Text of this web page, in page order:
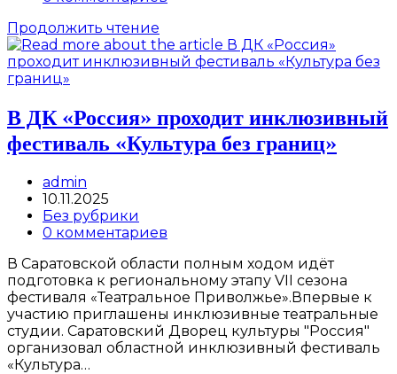
Продолжить чтение
мозаика
в
В ДК «Россия» проходит инклюзивный
фестиваль «Культура без границ»
Post
author:
admin
Запись
опубликована:
10.11.2025
Post
category:
Без рубрики
Post
0 комментариев
В Саратовской области полным ходом идёт
подготовка к региональному этапу VII сезона
фестиваля «Театральное Приволжье».Впервые к
участию приглашены инклюзивные театральные
студии. Саратовский Дворец культуры "Россия"
организовал областной инклюзивный фестиваль
«Культура…